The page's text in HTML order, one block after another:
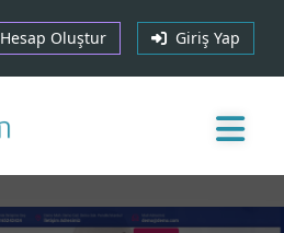
Hesap Oluştur Giriş Yap